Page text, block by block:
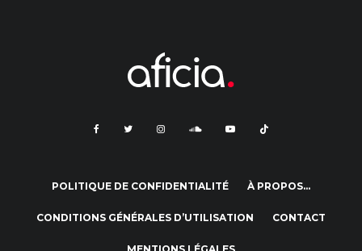
POLITIQUE DE CONFIDENTIALITÉ À PROPOS…
CONDITIONS GÉNÉRALES D’UTILISATION CONTACT